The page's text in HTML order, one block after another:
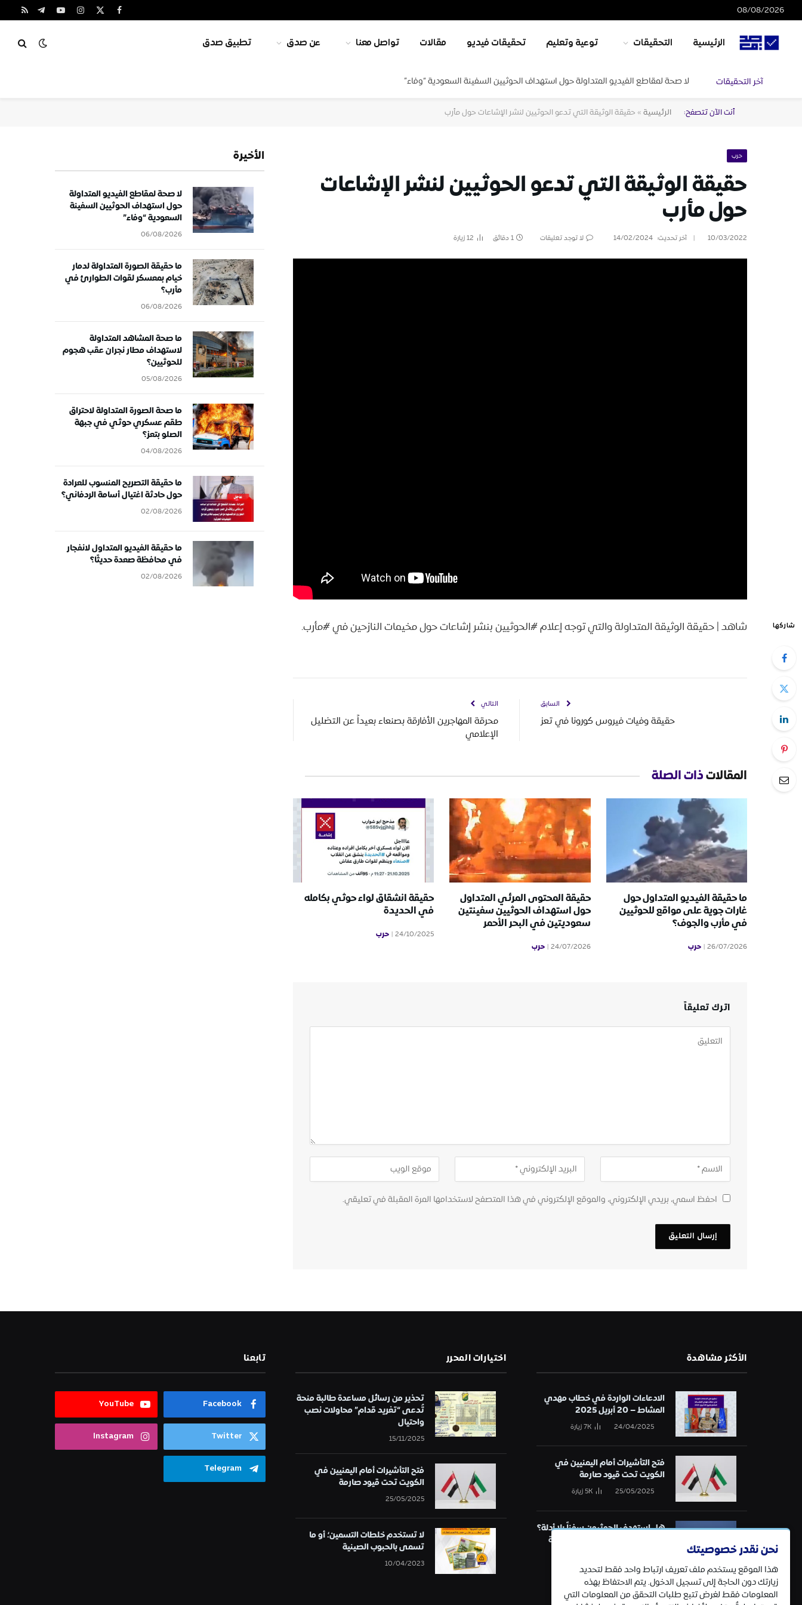
08/08/2026 فيسبوك
X
الانستغراميوتيوبتيلقرامRSS
الرئيسية التحقيقات توعية وتعليم تحقيقات فيديو مقالات تواصل معنا عن صدق تطبيق صدق
آخر التحقيقات لا صحة لمقاطع الفيديو المتداولة حول استهداف الحوثيين السفينة السعودية “وفاء”
أنت الآن تتصفح: الرئيسية» حقيقة الوثيقة التي تدعو الحوثيين لنشر الإشاعات حول مأرب
حرب
حقيقة الوثيقة التي تدعو الحوثيين لنشر الإشاعات
حول مأرب
10/03/2022 آخر تحديث: 14/02/2024 لا توجد تعليقات 1 دقائق 12زيارة
شاركها شاهد | حقيقة الوثيقة المتداولة والتي توجه إعلام #الحوثيين بنشر إشاعات حول مخيمات النازحين في #مأرب.
السابق
حقيقة وفيات فيروس كورونا في تعز
التالي
محرقة المهاجرين الأفارقة بصنعاء بعيداً عن التضليل
الإعلامي
المقالاتذات الصلة
ما حقيقة الفيديو المتداول حول
غارات جوية على مواقع للحوثيين
في مأرب والجوف؟
26/07/2026 حرب
حقيقة المحتوى المرئي المتداول
حول استهداف الحوثيين سفينتين
سعوديتين في البحر الأحمر
24/07/2026 حرب
حقيقة انشقاق لواء حوثي بكامله
في الحديدة
24/10/2025 حرب
اترك تعليقاً
احفظ اسمي، بريدي الإلكتروني، والموقع الإلكتروني في هذا المتصفح لاستخدامها المرة المقبلة في تعليقي.
الأخيرة
لا صحة لمقاطع الفيديو المتداولة
حول استهداف الحوثيين السفينة
السعودية “وفاء”
06/08/2026
ما حقيقة الصورة المتداولة لدمار
خيام بمعسكر لقوات الطوارئ في
مأرب؟
06/08/2026
ما صحة المشاهد المتداولة
لاستهداف مطار نجران عقب هجوم
للحوثيين؟
05/08/2026
ما صحة الصورة المتداولة لاحتراق
طقم عسكري حوثي في جبهة
الصلو بتعز؟
04/08/2026
ما حقيقة التصريح المنسوب للعرادة
حول حادثة اغتيال أسامة الردفاني؟
02/08/2026
ما حقيقة الفيديو المتداول لانفجار
في محافظة صعدة حديثًا؟
02/08/2026
الأكثر مشاهدة
الادعاءات الواردة في خطاب مهدي
المشاط – 20 أبريل 2025
24/04/2025
7Kزيارة
فتح التأشيرات أمام اليمنيين في
الكويت تحت قيود صارمة
25/05/2025
5Kزيارة
هل استهدف الحوثيون سفناً بلا أدلة؟
تحقيق في قائمة الهجمات البحرية
اختيارات المحرر
تحذير من رسائل مساعدة طالبة منحة
تُدعى “تغريد قدام” محاولات نصب
واحتيال
15/11/2025
فتح التأشيرات أمام اليمنيين في
الكويت تحت قيود صارمة
25/05/2025
لا تستخدم خلطات التسمين؛ أو ما
تسمى بالحبوب الصينية
10/04/2023
تابعنا
Facebook
YouTube
Twitter
Instagram
Telegram
نحن نقدر خصوصيتك
هذا الموقع يستخدم ملف تعريف ارتباط واحد فقط لتحديد
زيارتك دون الحاجة إلى تسجيل الدخول. يتم الاحتفاظ بهذه
المعلومات فقط لغرض تتبع طلبات التحقق من المعلومات التي